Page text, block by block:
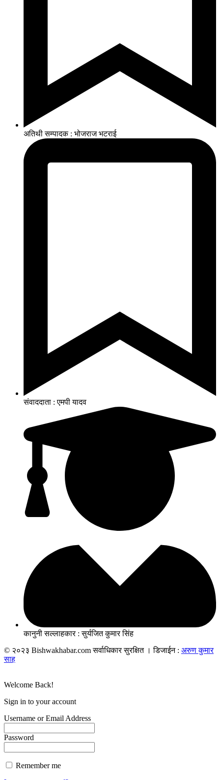
अतिथी सम्पादक : भोजराज भटराई
संवाददाता : एमपी यादव
कानुनी सल्लाहकार : सुर्यजित कुमार सिंह
© २०२३ Bishwakhabar.com सर्वाधिकार सुरक्षित । डिजाईन : अरुण कुमार
साह
Welcome Back!
Sign in to your account
Username or Email Address
Password
Remember me